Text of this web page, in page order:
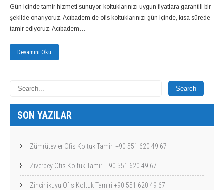
Gün içinde tamir hizmeti sunuyor, koltuklarınızı uygun fiyatlara garantili bir
şekilde onarıyoruz. Acıbadem de ofis koltuklarınızı gün içinde, kısa sürede
tamir ediyoruz. Acıbadem…
Devamını Oku
SON YAZILAR
Zümrütevler Ofis Koltuk Tamiri +90 551 620 49 67
Ziverbey Ofis Koltuk Tamiri +90 551 620 49 67
Zincirlikuyu Ofis Koltuk Tamiri +90 551 620 49 67